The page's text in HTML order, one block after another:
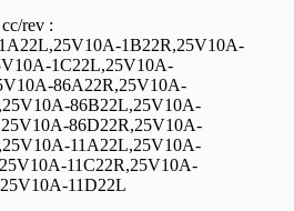
rev :
1B22R,25V10A-
1C22L,25V10A-
86A22R,25V10A-
86B22L,25V10A-
86D22R,25V10A-
11A22L,25V10A-
11C22R,25V10A-
11D22L